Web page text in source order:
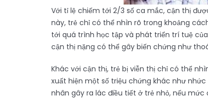
Với tỉ lệ chiếm tới 2/3 số ca mắc, cận thị
này, trẻ chỉ có thể nhìn rõ trong khoảng
tới quá trình học tập và phát triển trí tuệ
cận thị nặng có thể gây biến chứng như
Khác với cận thị, trẻ bị viễn thị chỉ có thể
xuất hiện một số triệu chứng khác như
nhân gây ra lác điều tiết ở trẻ nhỏ, nếu mức